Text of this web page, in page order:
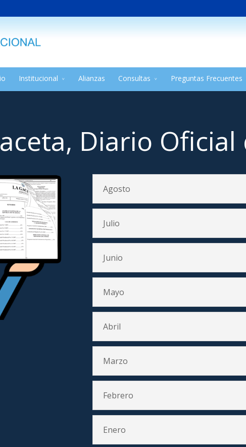
Institucional Alianzas Consultas Preguntas Frecuentes
Diario
Agosto
Julio
Junio
Mayo
Abril
Marzo
Febrero
Enero